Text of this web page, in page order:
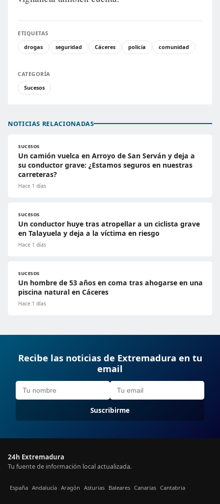
ETIQUETAS
drogas
seguridad Cáceres policía comunidad
CATEGORÍA
Sucesos
NOTICIAS RELACIONADAS
SUCESOS
Un camión vuelca en Arroyo de San Serván y deja a
su conductor grave: ¿Estamos seguros en nuestras
carreteras?
Hace 1 días
SUCESOS
Un conductor huye tras atropellar a un ciclista grave
en Talayuela y deja a la víctima en riesgo
Hace 1 días
SUCESOS
Un hombre de 53 años en coma tras ahogarse en una
piscina natural en Cáceres
Hace 1 días
Recibe las noticias de Extremadura en tu
email
Suscribirme
24h Extremadura
Tu fuente de información local actualizada.
España Andalucía Aragón Asturias Baleares Canarias Cantabria